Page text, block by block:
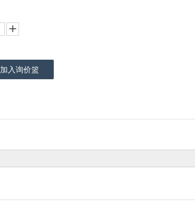
加入询价篮